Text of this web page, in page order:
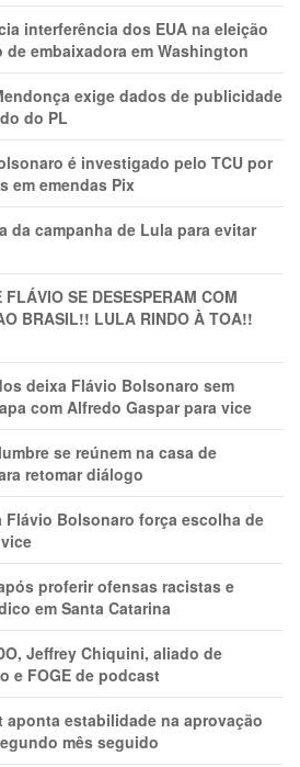
interferência dos EUA na eleição
embaixadora em Washington
exige dados de publicidade
do PL
é investigado pelo TCU por
em emendas Pix
da campanha de Lula para evitar
SE DESESPERAM COM
BRASIL!! LULA RINDO À TOA!!
deixa Flávio Bolsonaro sem
com Alfredo Gaspar para vice
se reúnem na casa de
retomar diálogo
Flávio Bolsonaro força escolha de
proferir ofensas racistas e
em Santa Catarina
Jeffrey Chiquini, aliado de
e FOGE de podcast
aponta estabilidade na aprovação
mês seguido